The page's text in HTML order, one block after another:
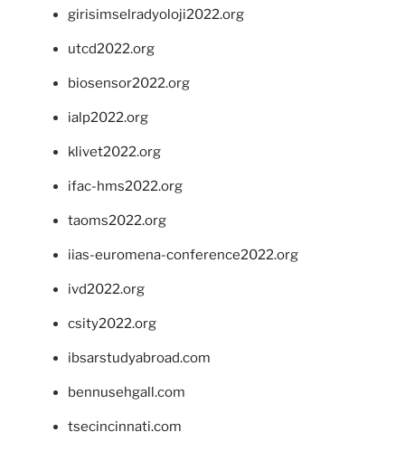
girisimselradyoloji2022.org
utcd2022.org
biosensor2022.org
ialp2022.org
klivet2022.org
ifac-hms2022.org
taoms2022.org
iias-euromena-conference2022.org
ivd2022.org
csity2022.org
ibsarstudyabroad.com
bennusehgall.com
tsecincinnati.com